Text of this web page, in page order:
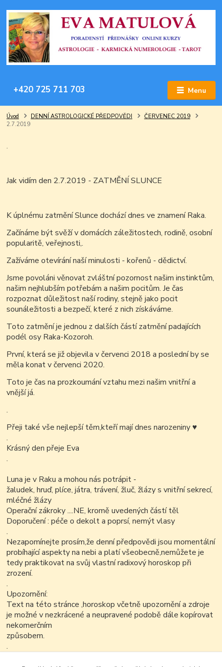
Menu
+420 725 711 703
Úvod DENNÍ ASTROLOGICKÉ PŘEDPOVĚDI
ČERVENEC 2019
2.7.2019
.
Jak vidím den 2.7.2019 - ZATMĚNÍ SLUNCE
K úplnému zatmění Slunce dochází dnes ve znamení Raka.
Začínáme být svěží v domácích záležitostech, rodině, osobní
popularitě, veřejnosti,.
Zažíváme otevírání naší minulosti - kořenů - dědictví.
Jsme povoláni věnovat zvláštní pozornost našim instinktům,
našim nejhlubším potřebám a našim pocitům.Je čas
rozpoznat důležitost naší rodiny, stejně jako pocit
sounáležitosti a bezpečí, které z nich získáváme.
Toto zatmění je jednou z dalších částí zatmění padajících
podél osy Raka-Kozoroh.
První, která se již objevila v červenci 2018 a poslední by se
měla konat v červenci 2020.
Toto je čas na prozkoumání vztahu mezi našim vnitřní a
vnější já.
.
Přeji také vše nejlepší těm,kteří mají dnes narozeniny♥
.
Krásný den přeje Eva
.
Luna je v Raku a mohou nás potrápit -
žaludek, hruď, plíce, játra, trávení, žluč, žlázy s vnitřní sekrecí,
mléčné žlázy
Operační zákroky ....NE, kromě uvedených částí těl
Doporučení : péče o dekolt a poprsí, nemýt vlasy
.
Nezapomínejte prosím,že denní předpovědi jsou momentální
probíhající aspekty na nebi a platí všeobecně,nemůžete je
tedy praktikovat na svůj vlastní radixový horoskop při
zrození.
.
Upozornění:
Text na této stránce ,horoskop včetně upozornění a zdroje
je možné v nezkrácené a neupravené podobě dále kopírovat
nekomerčním
způsobem.
.